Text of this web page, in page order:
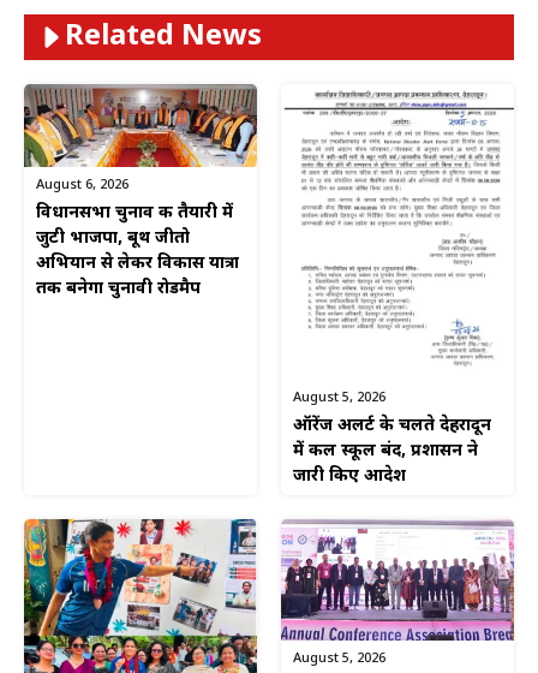
Related News
August 6, 2026
विधानसभा चुनाव की तैयारी में
जुटी भाजपा, बूथ जीतो
अभियान से लेकर विकास यात्रा
तक बनेगा चुनावी रोडमैप
August 5, 2026
ऑरेंज अलर्ट के चलते देहरादून
में कल स्कूल बंद, प्रशासन ने
जारी किए आदेश
August 5, 2026